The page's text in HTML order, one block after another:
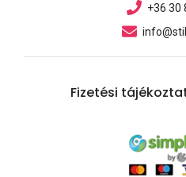
+36 30
Fizetési